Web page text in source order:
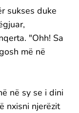
sukses duke
"Ohh! Sa
më në
në sy se i dini
nxisni njerëzit